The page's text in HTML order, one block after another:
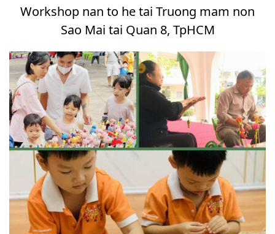
Workshop nan to he tai Truong mam non
Sao Mai tai Quan 8, TpHCM